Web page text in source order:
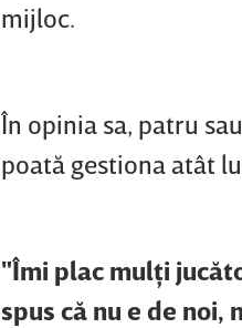
mijloc.
În opinia sa, patru
poată gestiona atât
"Îmi plac mulţi
spus că nu e de noi,